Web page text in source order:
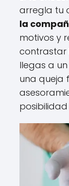
arregla tu
la
motivos y
contrastar
llegas a
una queja